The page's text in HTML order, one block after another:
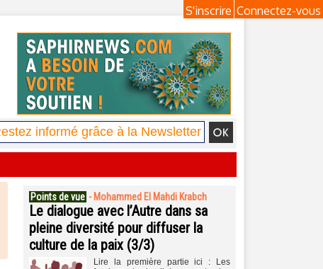
Connectez-vous
S'inscrire
Points de vue - Mohammed El Mahdi Krabch
Le dialogue avec l’Autre dans sa
pleine diversité pour diffuser la
culture de la paix (3/3)
Lire la première partie ici : Les